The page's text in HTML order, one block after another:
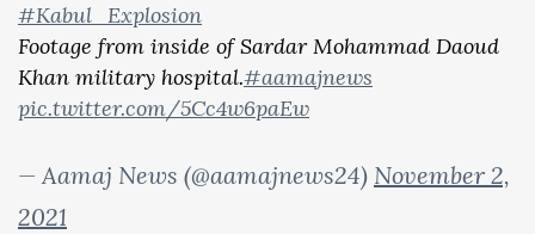
#Kabul_Explosion
Footage from inside of Sardar Mohammad Daoud
Khan military hospital.#aamajnews
pic.twitter.com/5Cc4w6paEw
— Aamaj News (@aamajnews24) November 2,
2021